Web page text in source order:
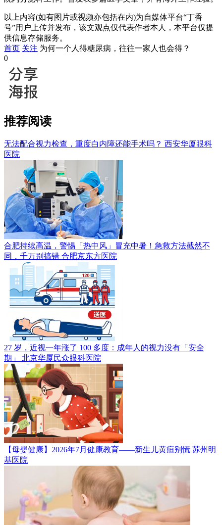
以上内容(如有图片或视频亦包括在内)为自媒体平台“丁香
号”用户上传并发布，该文观点仅代表作者本人，本平台仅提
供信息存储服务。
首页 关注 为何一个人得糖尿病，往往一家人也会得？
0
推荐阅读
无法配合视力检查，重度白内障还能手术吗？ 西安华厦眼科
医院
合肥持续高温，警惕「热中风」冒充中暑！急救方法截然不
同，千万别搞错 合肥京东方医院
27 岁，近视一年涨了 100 多度：成年人的视力没有「安全
期」 北京华厦民众眼科医院
【母婴健康】2026年7月健康教育——新生儿黄疸别慌 苏州明
基医院